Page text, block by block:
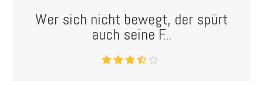
Wer sich nicht bewegt, der spürt
auch seine F...